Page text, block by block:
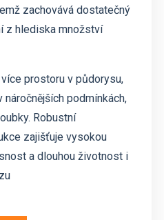
zachovává dostatečný
z hlediska množství
prostoru v půdorysu,
podmínkách,
Robustní
zajišťuje vysokou
a dlouhou životnost i